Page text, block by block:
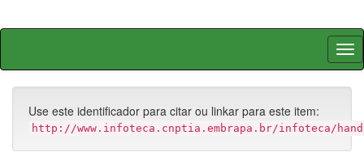
Skip
Use este identificador para citar ou linkar para este item:
http://www.infoteca.cnptia.embrapa.br/infoteca/